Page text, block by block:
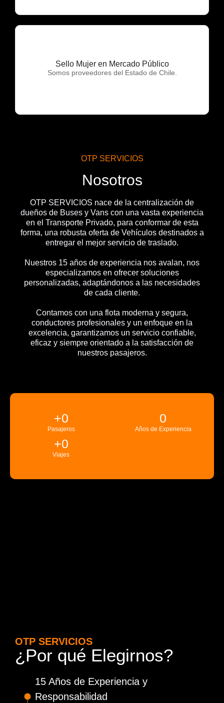
Sello Mujer en Mercado Público
Somos proveedores del Estado de Chile.
OTP Servicios
OTP SERVICIOS
Nosotros
OTP SERVICIOS nace de la centralización de
dueños de Buses y Vans con una vasta experiencia
en el Transporte Privado, para conformar de esta
forma, una robusta oferta de Vehículos destinados a
entregar el mejor servicio de traslado.
Nuestros 15 años de experiencia nos avalan, nos
especializamos en ofrecer soluciones
personalizadas, adaptándonos a las necesidades
de cada cliente.
Contamos con una flota moderna y segura,
conductores profesionales y un enfoque en la
excelencia, garantizamos un servicio confiable,
eficaz y siempre orientado a la satisfacción de
nuestros pasajeros.
Pasajeros
+0
Años de Experiencia
0
Viajes
+0
OTP SERVICIOS
¿Por qué Elegirnos?
15 Años de Experiencia y
Responsabilidad